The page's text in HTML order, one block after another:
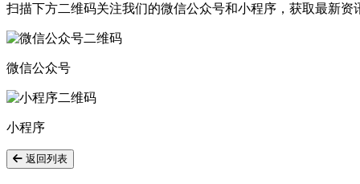
扫描下方二维码关注我们的微信公众号和小程序，获取最新资
微信公众号
小程序
返回列表